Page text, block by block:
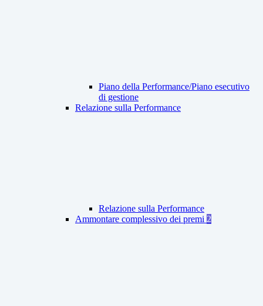
Piano della Performance/Piano esecutivo
di gestione
Relazione sulla Performance
Relazione sulla Performance
Ammontare complessivo dei premi 2